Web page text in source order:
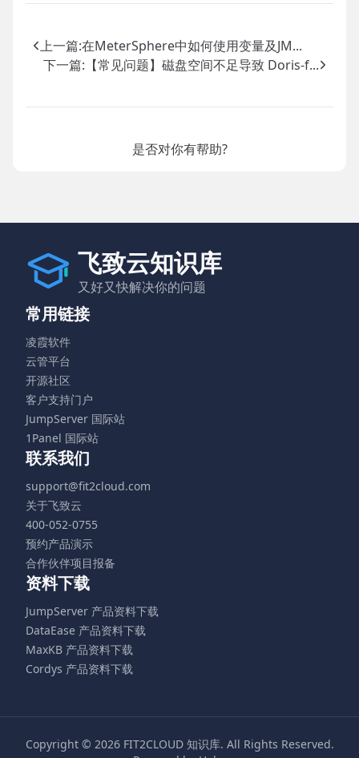
上一篇:在MeterSphere中如何使用变量及JM...
下一篇: 【常见问题】磁盘空间不足导致 Doris-f...
是否对你有帮助?
飞致云知识库
又好又快解决你的问题
常用链接
凌霞软件
云管平台
开源社区
客户支持门户
JumpServer 国际站
1Panel 国际站
联系我们
support@fit2cloud.com
关于飞致云
400-052-0755
预约产品演示
合作伙伴项目报备
资料下载
JumpServer 产品资料下载
DataEase 产品资料下载
MaxKB 产品资料下载
Cordys 产品资料下载
Copyright © 2026 FIT2CLOUD 知识库. All Rights Reserved.